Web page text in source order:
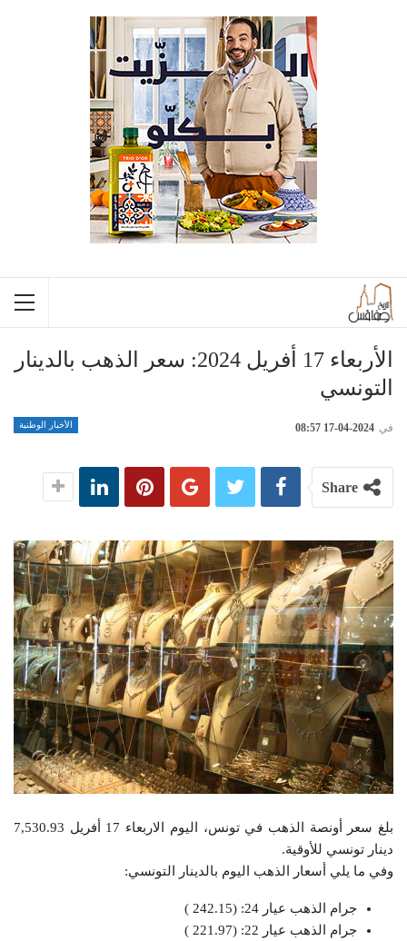
الأربعاء 17 أفريل 2024: سعر الذهب بالدينار
التونسي
الأخبار الوطنية في 2024-04-17 08:57
Share
بلغ سعر أونصة الذهب في تونس، اليوم الاربعاء 17 أفريل 7,530.93
دينار تونسي للأوقية.
وفي ما يلي أسعار الذهب اليوم بالدينار التونسي:
جرام الذهب عيار 24: (242.15 )
جرام الذهب عيار 22: (221.97 )